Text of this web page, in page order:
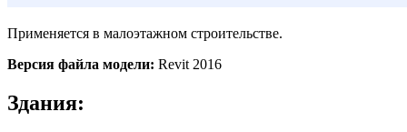
Применяется в малоэтажном строительстве.
Версия файла модели: Revit 2016
Здания: